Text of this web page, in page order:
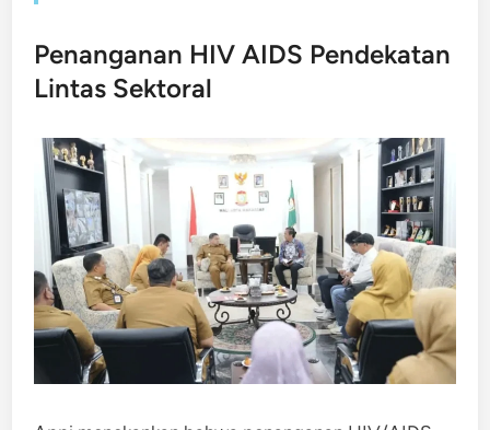
Penanganan HIV AIDS Pendekatan
Lintas Sektoral